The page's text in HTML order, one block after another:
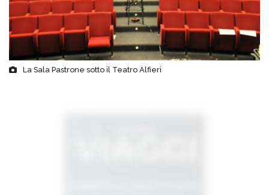
La Sala Pastrone sotto il Teatro Alfieri